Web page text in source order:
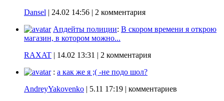
Dansel | 24.02 14:56 | 2 комментария
Апдейты полиции: В скором времени я открою
магазин, в котором можно...
RAXAT | 14.02 13:31 | 2 комментария
: а как же я ;( -не подо шол?
AndreyYakovenko | 5.11 17:19 | комментариев